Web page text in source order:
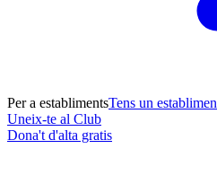
Per a establimentsTens un
Uneix-te al Club
Dona't d'alta gratis